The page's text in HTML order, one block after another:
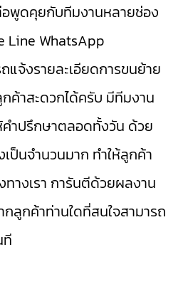
พูดคุยกับทีมงานหลายช่อง
Line WhatsApp
แจ้งรายละเอียดการขนย้าย
ค้าสะดวกได้ครับ มีทีมงาน
ำปรึกษาตลอดทั้งวัน ด้วย
ป็นจำนวนมาก ทำให้ลูกค้า
ทางเรา การันตีด้วยผลงาน
ลูกค้าท่านใดที่สนใจสามารถ